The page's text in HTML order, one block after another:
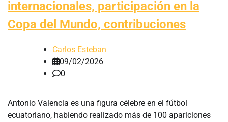
internacionales, participación en la
Copa del Mundo, contribuciones
Carlos Esteban
09/02/2026
0
Antonio Valencia es una figura célebre en el fútbol
ecuatoriano, habiendo realizado más de 100 apariciones